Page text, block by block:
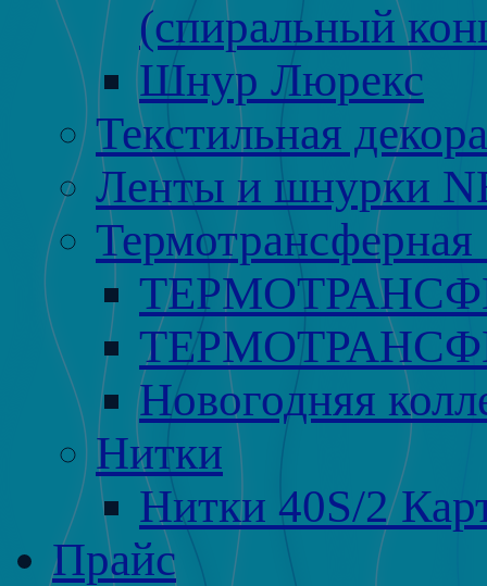
(спиральный
Шнур Люрекс
Текстильная
Ленты и шнурки
Новогодняя
Нитки
Нитки 40S/2
Прайс